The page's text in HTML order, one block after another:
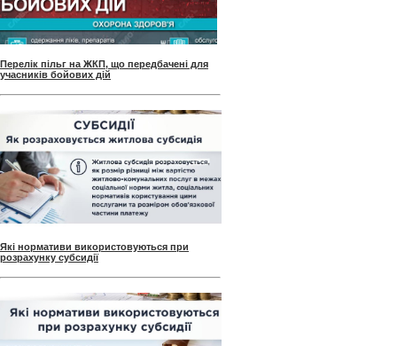
Перелік пільг на ЖКП, що передбачені для
учасників бойових дій
Які нормативи використовуються при
розрахунку субсидії